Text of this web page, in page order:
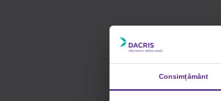
Consimțământ